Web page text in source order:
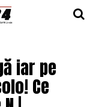
iar pe
Ce